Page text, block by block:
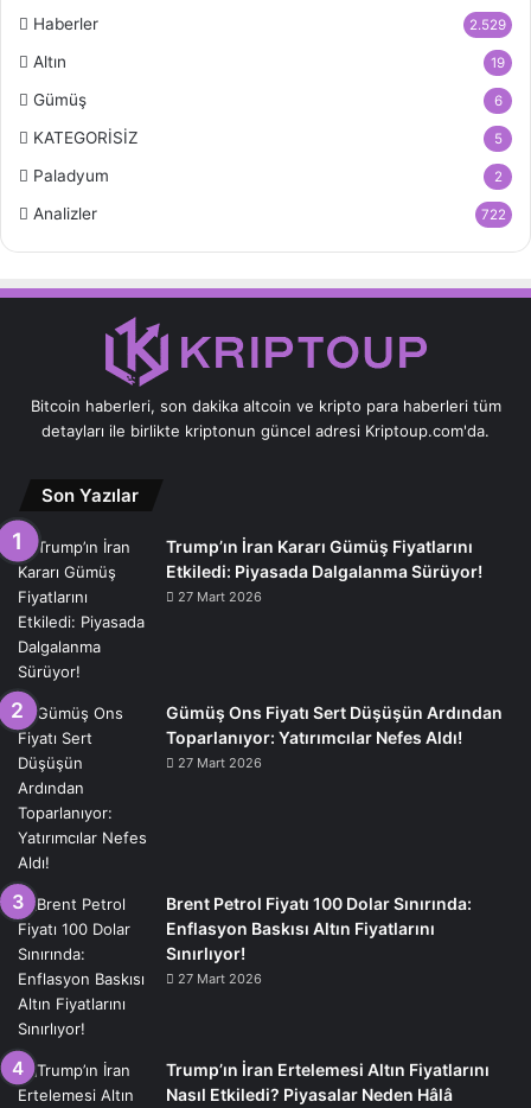
Haberler 2.529
Altın 19
Gümüş 6
KATEGORİSİZ 5
Paladyum 2
Analizler 722
Bitcoin haberleri, son dakika altcoin ve kripto para haberleri tüm
detayları ile birlikte kriptonun güncel adresi Kriptoup.com'da.
Son Yazılar
Trump’ın İran Kararı Gümüş Fiyatlarını
Etkiledi: Piyasada Dalgalanma Sürüyor!
27 Mart 2026
Gümüş Ons Fiyatı Sert Düşüşün Ardından
Toparlanıyor: Yatırımcılar Nefes Aldı!
27 Mart 2026
Brent Petrol Fiyatı 100 Dolar Sınırında:
Enflasyon Baskısı Altın Fiyatlarını
Sınırlıyor!
27 Mart 2026
Trump’ın İran Ertelemesi Altın Fiyatlarını
Nasıl Etkiledi? Piyasalar Neden Hâlâ